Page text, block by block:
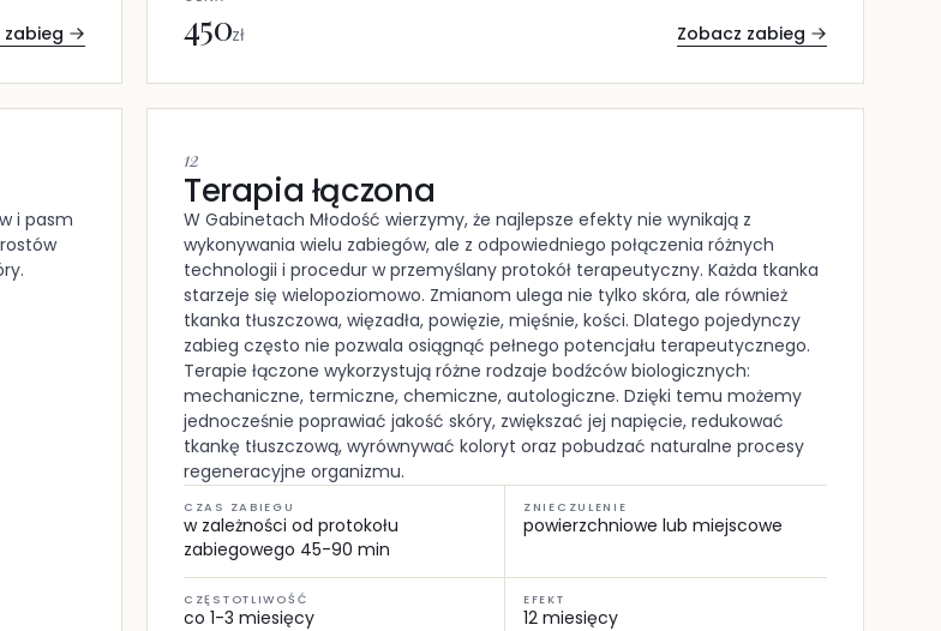
zabieg 450zł Zobacz zabieg
i pasm
12
Terapia łączona
W Gabinetach Młodość wierzymy, że najlepsze efekty nie wynikają z
wykonywania wielu zabiegów, ale z odpowiedniego połączenia różnych
technologii i procedur w przemyślany protokół terapeutyczny. Każda tkanka
starzeje się wielopoziomowo. Zmianom ulega nie tylko skóra, ale również
tkanka tłuszczowa, więzadła, powięzie, mięśnie, kości. Dlatego pojedynczy
zabieg często nie pozwala osiągnąć pełnego potencjału terapeutycznego.
Terapie łączone wykorzystują różne rodzaje bodźców biologicznych:
mechaniczne, termiczne, chemiczne, autologiczne. Dzięki temu możemy
jednocześnie poprawiać jakość skóry, zwiększać jej napięcie, redukować
tkankę tłuszczową, wyrównywać koloryt oraz pobudzać naturalne procesy
regeneracyjne organizmu.
CZAS ZABIEGU
w zależności od protokołu
zabiegowego 45-90 min
ZNIECZULENIE
powierzchniowe lub miejscowe
CZĘSTOTLIWOŚĆ
co 1-3 miesięcy
EFEKT
12 miesięcy